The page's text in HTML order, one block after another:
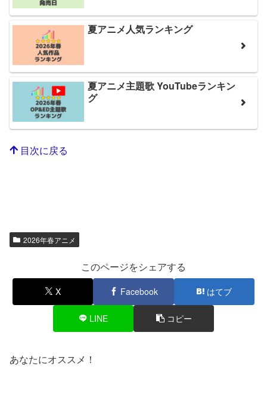
夏アニメ人気ランキング
夏アニメ主題歌 YouTubeランキン
グ
目次に戻る
2026年春アニメ
このページをシェアする
X Facebook はてブ
LINE コピー
あなたにオススメ！